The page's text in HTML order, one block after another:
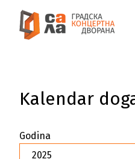
Kalendar
Godina